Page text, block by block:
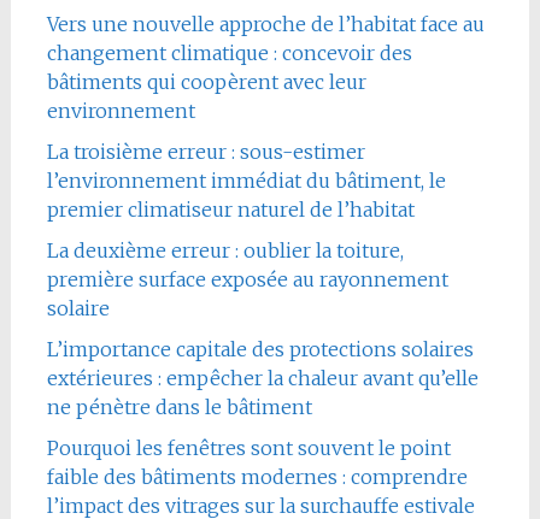
Vers une nouvelle approche de l’habitat face au
changement climatique : concevoir des
bâtiments qui coopèrent avec leur
environnement
La troisième erreur : sous-estimer
l’environnement immédiat du bâtiment, le
premier climatiseur naturel de l’habitat
La deuxième erreur : oublier la toiture,
première surface exposée au rayonnement
solaire
L’importance capitale des protections solaires
extérieures : empêcher la chaleur avant qu’elle
ne pénètre dans le bâtiment
Pourquoi les fenêtres sont souvent le point
faible des bâtiments modernes : comprendre
l’impact des vitrages sur la surchauffe estivale